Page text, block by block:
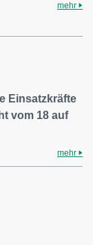
mehr
Einsatzkräfte
vom 18 auf
mehr